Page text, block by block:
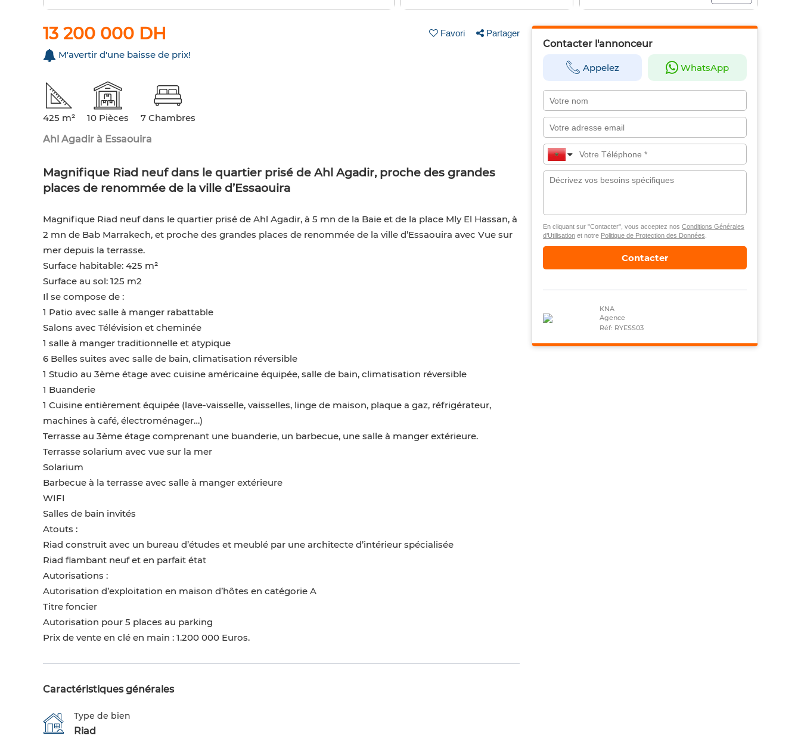
13 200 000 DH Favori Partager
M'avertir d'une baisse de prix!
425 m² 10 Pièces
7 Chambres
Ahl Agadir à Essaouira
Magnifique Riad neuf dans le quartier prisé de Ahl Agadir, proche des grandes
places de renommée de la ville d’Essaouira
Magnifique Riad neuf dans le quartier prisé de Ahl Agadir, à 5 mn de la Baie et de la place Mly El Hassan, à
2 mn de Bab Marrakech, et proche des grandes places de renommée de la ville d’Essaouira avec Vue sur
mer depuis la terrasse.
Surface habitable: 425 m²
Surface au sol: 125 m2
Il se compose de :
1 Patio avec salle à manger rabattable
Salons avec Télévision et cheminée
1 salle à manger traditionnelle et atypique
6 Belles suites avec salle de bain, climatisation réversible
1 Studio au 3ème étage avec cuisine américaine équipée, salle de bain, climatisation réversible
1 Buanderie
1 Cuisine entièrement équipée (lave-vaisselle, vaisselles, linge de maison, plaque a gaz, réfrigérateur,
machines à café, électroménager…)
Terrasse au 3ème étage comprenant une buanderie, un barbecue, une salle à manger extérieure.
Terrasse solarium avec vue sur la mer
Solarium
Barbecue à la terrasse avec salle à manger extérieure
WIFI
Salles de bain invités
Atouts :
Riad construit avec un bureau d’études et meublé par une architecte d’intérieur spécialisée
Riad flambant neuf et en parfait état
Autorisations :
Autorisation d’exploitation en maison d’hôtes en catégorie A
Titre foncier
Autorisation pour 5 places au parking
Prix de vente en clé en main : 1.200 000 Euros.
Caractéristiques générales
Type de bien
Riad
Contacter l'annonceur
Appelez WhatsApp
En cliquant sur "Contacter", vous acceptez nos Conditions Générales
d’Utilisationet notre Politique de Protection des Données
Contacter
KNA
Agence
Réf: RYESS03